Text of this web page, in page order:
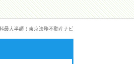
最大半額！東京法務不動産ナビ